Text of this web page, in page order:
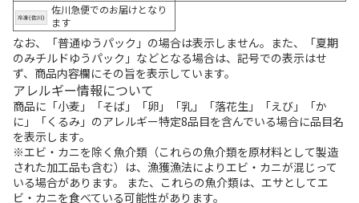
佐川急便でのお届けとなり
ます
なお、「普通ゆうパック」の場合は表示しません。また、「夏期
のみチルドゆうパック」などとなる場合は、記号での表示はせ
ず、商品内容欄にその旨を表示しています。
アレルギー情報について
商品に「小麦」「そば」「卵」「乳」「落花生」「えび」「か
に」「くるみ」のアレルギー特定8品目を含んでいる場合に品目名
を表示します。
※エビ・カニを除く魚介類（これらの魚介類を原材料として製造
された加工品も含む）は、漁獲漁法によりエビ・カニが混じって
いる場合があります。 また、これらの魚介類は、エサとしてエ
ビ・カニを食べている可能性があります。